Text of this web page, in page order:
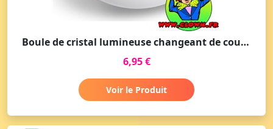
Boule de cristal lumineuse changeant de couleur
6,95 €
Voir le Produit